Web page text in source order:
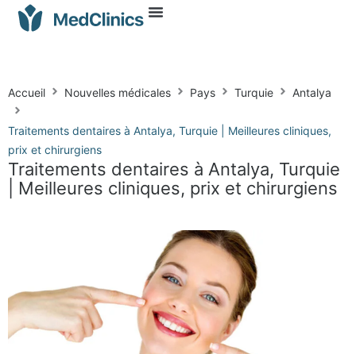
Traitements dentaires à Antalya, Turquie
| Meilleures cliniques, prix et chirurgiens
Accueil Nouvelles médicales Pays Turquie Antalya
Traitements dentaires à Antalya, Turquie | Meilleures cliniques,
prix et chirurgiens